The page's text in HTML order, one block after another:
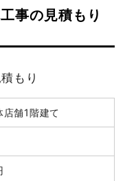
庫1階建て
円
円
事の見積もり
もり
店舗1階建て